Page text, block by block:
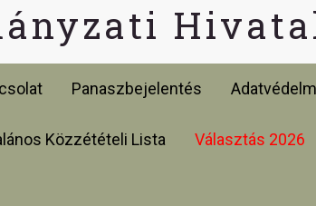
Panaszbejelentés
Közzétételi Lista Választás 2026